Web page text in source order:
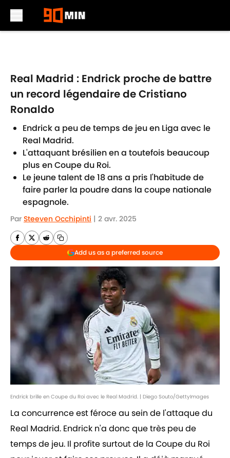
Real Madrid : Endrick proche de battre
un record légendaire de Cristiano
Ronaldo
Endrick a peu de temps de jeu en Liga avec le
Real Madrid.
L'attaquant brésilien en a toutefois beaucoup
plus en Coupe du Roi.
Le jeune talent de 18 ans a pris l'habitude de
faire parler la poudre dans la coupe nationale
espagnole.
Par Steeven Occhipinti | 2 avr. 2025
Add us as a preferred source
Endrick brille en Coupe du Roi avec le Real Madrid. | Diego Souto/GettyImages
La concurrence est féroce au sein de l'attaque du
Real Madrid. Endrick n'a donc que très peu de
temps de jeu. Il profite surtout de la Coupe du Roi